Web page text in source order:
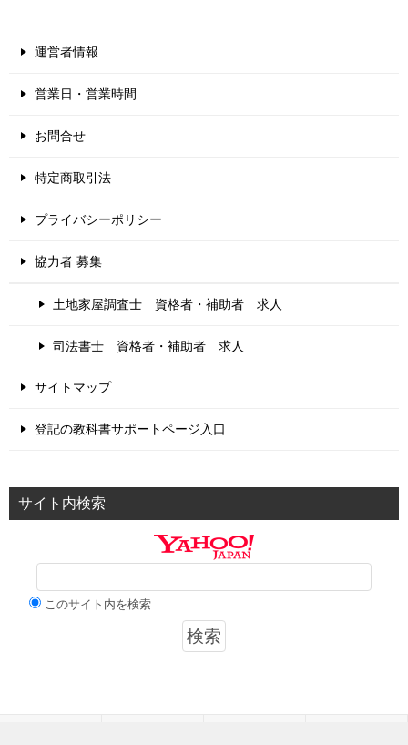
運営者情報
営業日・営業時間
お問合せ
特定商取引法
プライバシーポリシー
協力者 募集
土地家屋調査士 資格者・補助者 求人
司法書士 資格者・補助者 求人
サイトマップ
登記の教科書サポートページ入口
サイト内検索
このサイト内を検索